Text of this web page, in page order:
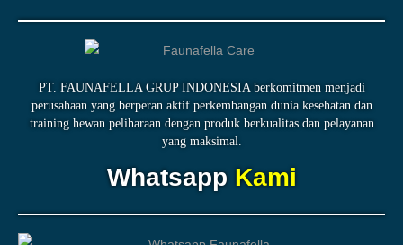
PT. FAUNAFELLA GRUP INDONESIA berkomitmen menjadi
perusahaan yang berperan aktif perkembangan dunia kesehatan dan
training hewan peliharaan dengan produk berkualitas dan pelayanan
yang maksimal.
WhatsappKami